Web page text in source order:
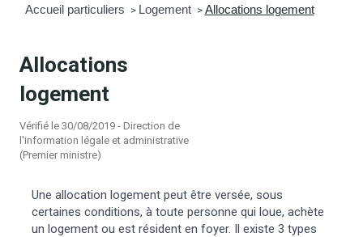
municipaux
sur la commune
Association
loisirs
Accueil particuliers > Logement > Allocations logement
Allocations
logement
Vérifié le 30/08/2019 - Direction de
l'information légale et administrative
(Premier ministre)
Une allocation logement peut être versée, sous
certaines conditions, à toute personne qui loue, achète
un logement ou est résident en foyer. Il existe 3 types